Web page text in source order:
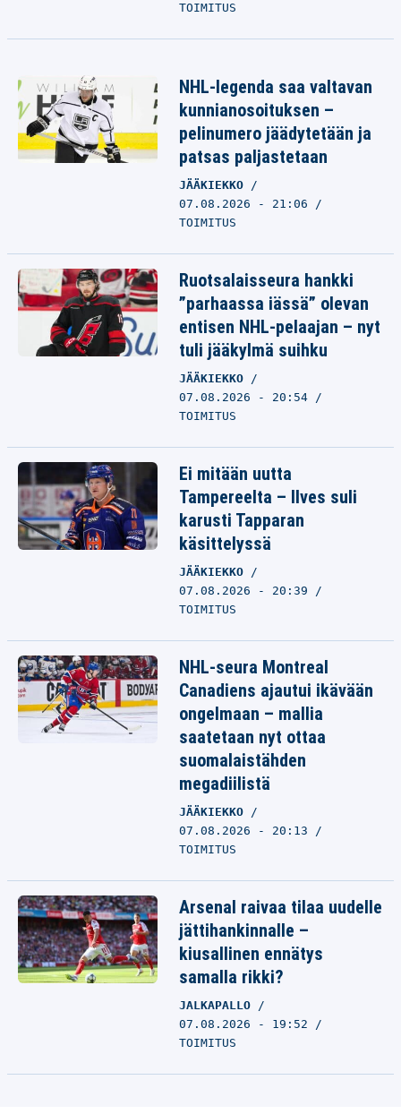
TOIMITUS
NHL-legenda saa valtavan
kunnianosoituksen –
pelinumero jäädytetään ja
patsas paljastetaan
JÄÄKIEKKO
07.08.2026 - 21:06
TOIMITUS
Ruotsalaisseura hankki
”parhaassa iässä” olevan
entisen NHL-pelaajan – nyt
tuli jääkylmä suihku
JÄÄKIEKKO
07.08.2026 - 20:54
TOIMITUS
Ei mitään uutta
Tampereelta – Ilves suli
karusti Tapparan
käsittelyssä
JÄÄKIEKKO
07.08.2026 - 20:39
TOIMITUS
NHL-seura Montreal
Canadiens ajautui ikävään
ongelmaan – mallia
saatetaan nyt ottaa
suomalaistähden
megadiilistä
JÄÄKIEKKO
07.08.2026 - 20:13
TOIMITUS
Arsenal raivaa tilaa uudelle
jättihankinnalle –
kiusallinen ennätys
samalla rikki?
JALKAPALLO
07.08.2026 - 19:52
TOIMITUS